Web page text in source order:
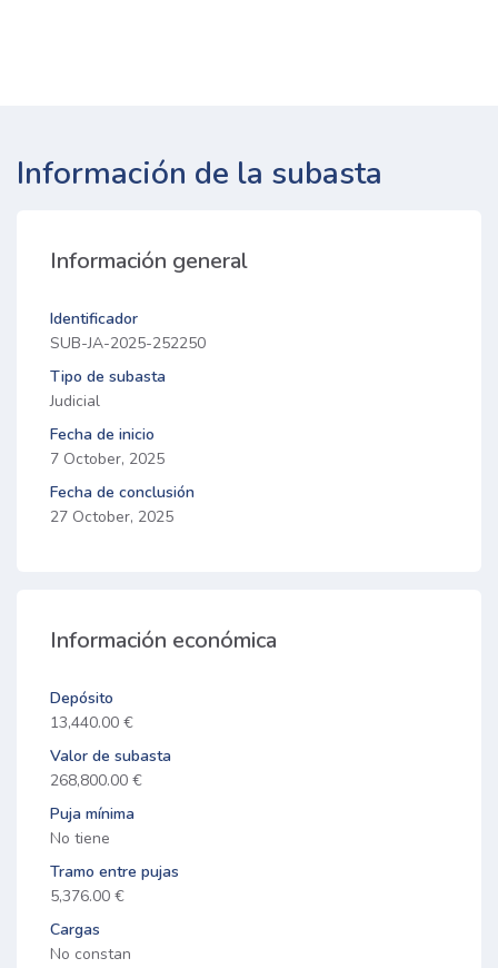
Información de la subasta
Información general
Identificador
SUB-JA-2025-252250
Tipo de subasta
Judicial
Fecha de inicio
7 October, 2025
Fecha de conclusión
27 October, 2025
Información económica
Depósito
13,440.00 €
Valor de subasta
268,800.00 €
Puja mínima
No tiene
Tramo entre pujas
5,376.00 €
Cargas
No constan